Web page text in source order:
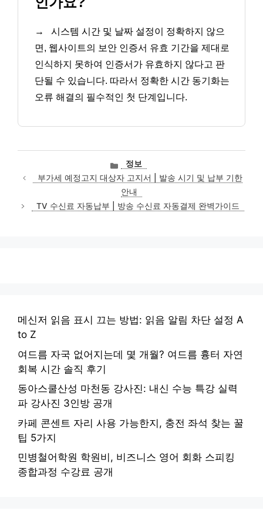
→
시스템 시간 및 날짜 설정이 정확하지 않으
면, 웹사이트의 보안 인증서 유효 기간을 제대로
인식하지 못하여 인증서가 유효하지 않다고 판
단될 수 있습니다. 따라서 정확한 시간 동기화는
오류 해결의 필수적인 첫 단계입니다.
카
테
고
리
정보
부가세 예정고지 대상자 고지서 | 발송 시기 및 납부 기한
안내
TV 수신료 자동납부 | 방송 수신료 자동결제 완벽가이드
메신저 읽음 표시 끄는 방법: 읽음 알림 차단 설정 A
to Z
여드름 자국 없어지는데 몇 개월? 여드름 흉터 자연
회복 시간 솔직 후기
동아스쿨산성 마천동 강사진: 내신 수능 특강 실력
파 강사진 3인방 공개
카페 콘센트 자리 사용 가능한지, 충전 좌석 찾는 꿀
팁 5가지
민병철어학원 학원비, 비즈니스 영어 회화 스피킹
종합과정 수강료 공개